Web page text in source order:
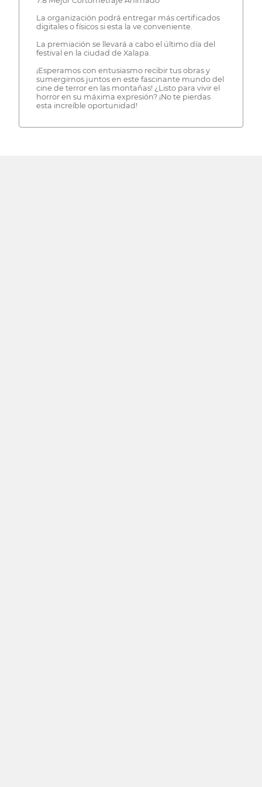
La organización podrá entregar más certificados
digitales o físicos si esta la ve conveniente.
La premiación se llevará a cabo el último día del
festival en la ciudad de Xalapa.
¡Esperamos con entusiasmo recibir tus obras y
sumergirnos juntos en este fascinante mundo del
cine de terror en las montañas! ¿Listo para vivir el
horror en su máxima expresión? ¡No te pierdas
esta increíble oportunidad!